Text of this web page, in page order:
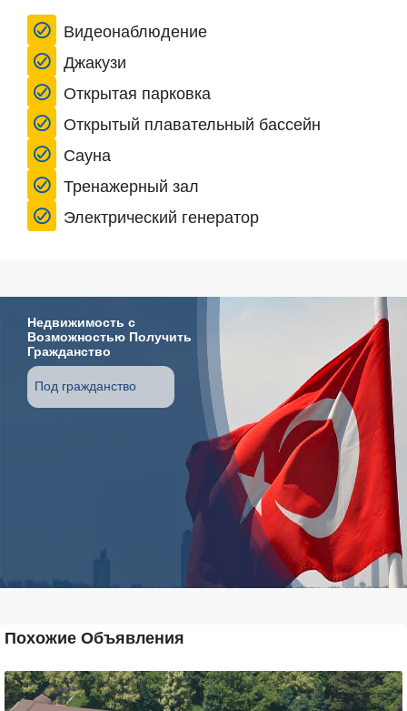
Видеонаблюдение
Джакузи
Открытая парковка
Открытый плавательный бассейн
Сауна
Тренажерный зал
Электрический генератор
Недвижимость с
Возможностью Получить
Гражданство
Под гражданство
Похожие Объявления